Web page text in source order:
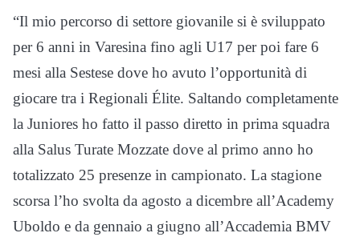
“Il mio percorso di settore giovanile si è sviluppato
per 6 anni in Varesina fino agli U17 per poi fare 6
mesi alla Sestese dove ho avuto l’opportunità di
giocare tra i Regionali Élite. Saltando completamente
la Juniores ho fatto il passo diretto in prima squadra
alla Salus Turate Mozzate dove al primo anno ho
totalizzato 25 presenze in campionato. La stagione
scorsa l’ho svolta da agosto a dicembre all’Academy
Uboldo e da gennaio a giugno all’Accademia BMV